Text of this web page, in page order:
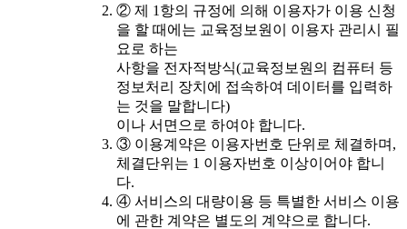
② 제 1항의 규정에 의해 이용자가 이용 신청
을 할 때에는 교육정보원이 이용자 관리시 필
요로 하는
사항을 전자적방식(교육정보원의 컴퓨터 등
정보처리 장치에 접속하여 데이터를 입력하
는 것을 말합니다)
이나 서면으로 하여야 합니다.
③ 이용계약은 이용자번호 단위로 체결하며,
체결단위는 1 이용자번호 이상이어야 합니
다.
④ 서비스의 대량이용 등 특별한 서비스 이용
에 관한 계약은 별도의 계약으로 합니다.